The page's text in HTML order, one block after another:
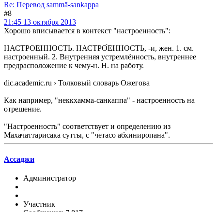
Re: Перевод sammā-sankappa
#8
21:45 13 октября 2013
Хорошо вписывается в контекст "настроенность":
НАСТРОЕННОСТЬ. НАСТРО́ЕННОСТЬ, -и, жен. 1. см.
настроенный. 2. Внутренняя устремлённость, внутреннее
предрасположение к чему-н. Н. на работу.
dic.academic.ru › Толковый словарь Ожегова
Как например, "неккхамма-санкаппа" - настроенность на
отрешение.
"Настроенность" соответствует и определению из
Махачаттарисака сутты, с "четасо абхиниропана".
Ассаджи
Администратор
Участник